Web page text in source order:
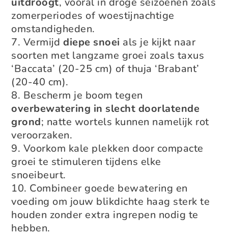
zomerperiodes of woestijnachtige
omstandigheden.
Vermijddiepe snoei als je kijkt naar
soorten met langzame groei zoals taxus
‘Baccata’ (20-25 cm) of thuja ‘Brabant’
(20-40 cm).
Bescherm je boom tegen
overbewatering in slecht doorlatende
grond; natte wortels kunnen namelijk rot
veroorzaken.
Voorkom kale plekken door compacte
groei te stimuleren tijdens elke
snoeibeurt.
Combineer goede bewatering en
voeding om jouw blikdichte haag sterk te
houden zonder extra ingrepen nodig te
hebben.